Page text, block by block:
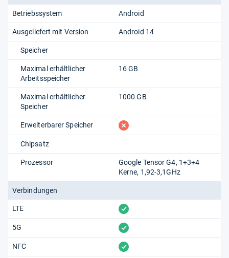
Betriebssystem Android
Ausgeliefert mit Version Android 14
Speicher
Maximal erhältlicher
Arbeitsspeicher
16 GB
Maximal erhältlicher
Speicher
1000 GB
Erweiterbarer Speicher fehlt
Chipsatz
Prozessor
Google Tensor G4, 1+3+4
Kerne, 1,92-3,1GHz
Verbindungen
LTE vorhanden
5G vorhanden
NFC vorhanden